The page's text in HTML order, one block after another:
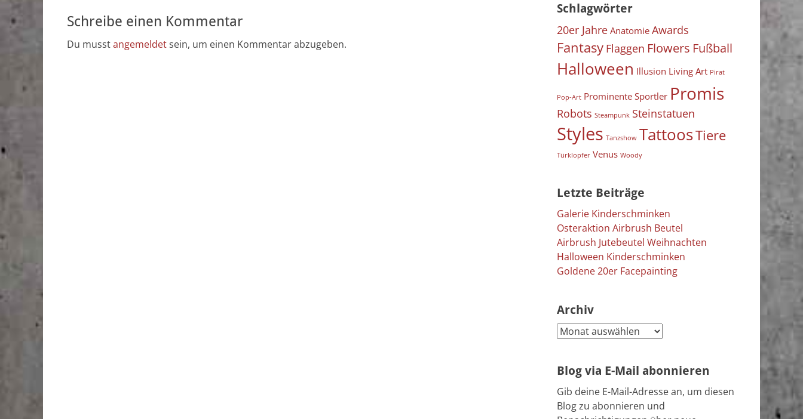
Schreibe einen Kommentar
Du musstangemeldetsein, um einen Kommentar abzugeben.
Schlagwörter
20er Jahre Anatomie Awards
Fantasy Flaggen Flowers Fußball
Halloween Illusion Living Art Pirat
Pop-Art Prominente Sportler Promis
Robots Steampunk Steinstatuen
Styles Tanzshow TattoosTiere
Türklopfer Venus Woody
Letzte Beiträge
Galerie Kinderschminken
Osteraktion Airbrush Beutel
Airbrush Jutebeutel Weihnachten
Halloween Kinderschminken
Goldene 20er Facepainting
Archiv
Archiv
Blog via E-Mail abonnieren
Gib deine E-Mail-Adresse an, um diesen
Blog zu abonnieren und